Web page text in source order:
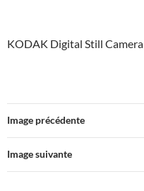
KODAK Digital Still Camera
Image précédente
Image suivante